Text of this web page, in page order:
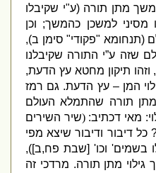
מתן תורה(ע "י שקיבלו
למשכן כהמשך;וכן
(תנחומא"פקודי"סימן ב ),
שזה ע”י התורה שקיבלנו
תיקון מחטא עץ הדעת,
המן – עץ הדעת.גם רמז
תורה שהתמלא העולם
מאי דכתיב:
(שיר השירים
דיבור ודיבור שיצא מפי
'וכו' [שבת פח,ב]),
מתן תורה.מרדכי זה